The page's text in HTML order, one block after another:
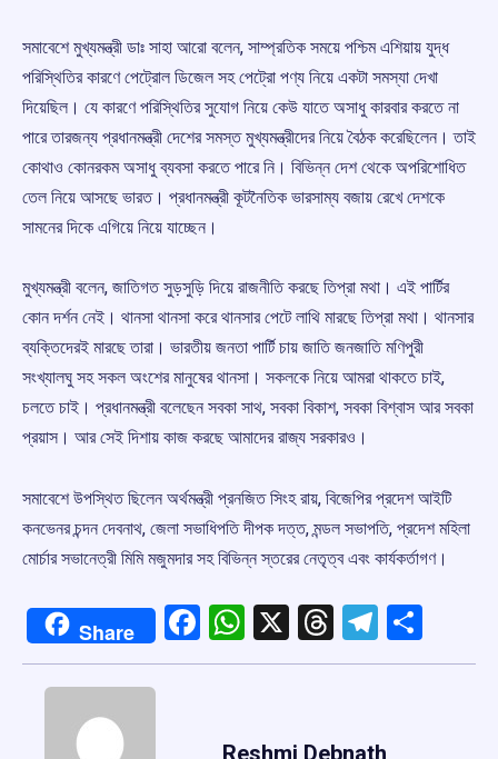
সমাবেশে মুখ্যমন্ত্রী ডাঃ সাহা আরো বলেন, সাম্প্রতিক সময়ে পশ্চিম এশিয়ায় যুদ্ধ
পরিস্থিতির কারণে পেট্রোল ডিজেল সহ পেট্রো পণ্য নিয়ে একটা সমস্যা দেখা
দিয়েছিল। যে কারণে পরিস্থিতির সুযোগ নিয়ে কেউ যাতে অসাধু কারবার করতে না
পারে তারজন্য প্রধানমন্ত্রী দেশের সমস্ত মুখ্যমন্ত্রীদের নিয়ে বৈঠক করেছিলেন। তাই
কোথাও কোনরকম অসাধু ব্যবসা করতে পারে নি। বিভিন্ন দেশ থেকে অপরিশোধিত
তেল নিয়ে আসছে ভারত। প্রধানমন্ত্রী কূটনৈতিক ভারসাম্য বজায় রেখে দেশকে
সামনের দিকে এগিয়ে নিয়ে যাচ্ছেন।
মুখ্যমন্ত্রী বলেন, জাতিগত সুড়সুড়ি দিয়ে রাজনীতি করছে তিপ্রা মথা। এই পার্টির
কোন দর্শন নেই। থানসা থানসা করে থানসার পেটে লাথি মারছে তিপ্রা মথা। থানসার
ব্যক্তিদেরই মারছে তারা। ভারতীয় জনতা পার্টি চায় জাতি জনজাতি মণিপুরী
সংখ্যালঘু সহ সকল অংশের মানুষের থানসা। সকলকে নিয়ে আমরা থাকতে চাই,
চলতে চাই। প্রধানমন্ত্রী বলেছেন সবকা সাথ, সবকা বিকাশ, সবকা বিশ্বাস আর সবকা
প্রয়াস। আর সেই দিশায় কাজ করছে আমাদের রাজ্য সরকারও।
সমাবেশে উপস্থিত ছিলেন অর্থমন্ত্রী প্রনজিত সিংহ রায়, বিজেপির প্রদেশ আইটি
কনভেনর চন্দন দেবনাথ, জেলা সভাধিপতি দীপক দত্ত, মন্ডল সভাপতি, প্রদেশ মহিলা
মোর্চার সভানেত্রী মিমি মজুমদার সহ বিভিন্ন স্তরের নেতৃত্ব এবং কার্যকর্তাগণ।
Share Facebook
WhatsApp
X Threads
Reshmi Debnath